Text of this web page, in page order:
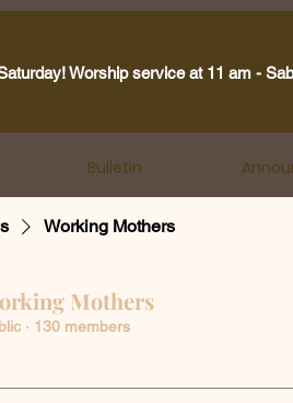
Worship service at 11 am -
Bulletin
Working Mothers
Mothers
· 130 members